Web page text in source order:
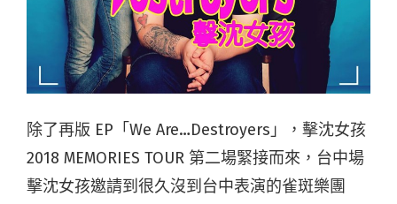
除了再版 EP「We Are…Destroyers」，擊沈女孩
2018 MEMORIES TOUR 第二場緊接而來，台中場
擊沈女孩邀請到很久沒到台中表演的雀斑樂團